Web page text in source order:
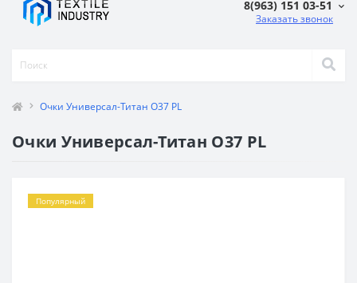
8(963) 151 03-51
Заказать звонок
Очки Универсал-Титан О37 PL
Очки Универсал-Титан О37 PL
Популярный